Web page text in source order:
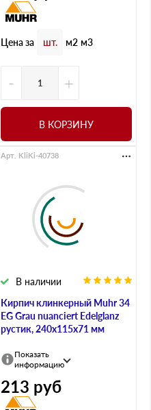
Цена за шт. м2 м3
- +
В КОРЗИНУ
Кирпич клинкерный Muhr 34
EG Grau nuanciert Edelglanz
рустик, 240х115х71 мм
В наличии
Арт. KliKi-40738
Показать
информацию
213 руб